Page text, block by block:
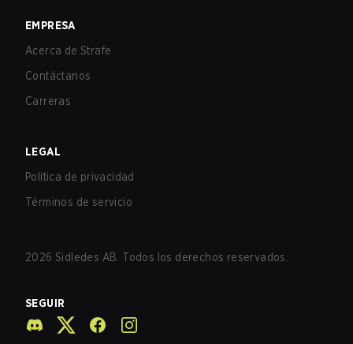
EMPRESA
Acerca de Strafe
Contáctanos
Carreras
LEGAL
Política de privacidad
Términos de servicio
2026 Sidledes AB. Todos los derechos reservados.
SEGUIR